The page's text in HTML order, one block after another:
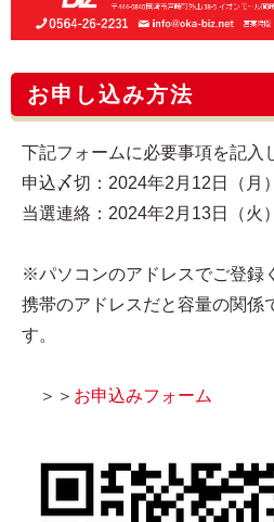
お申し込み方法
下記フォームに必要事項を記入
申込〆切：2024年2月12日（
当選連絡：2024年2月13日（火）
※パソコンのアドレスでご登録
携帯のアドレスだと容量の関係
す。
＞＞ お申込みフォーム